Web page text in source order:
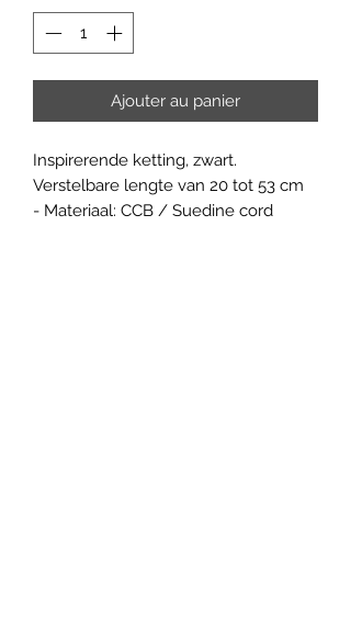
Ajouter au panier
Inspirerende ketting, zwart.
Verstelbare lengte van 20 tot 53 cm
- Materiaal: CCB / Suedine cord